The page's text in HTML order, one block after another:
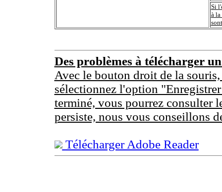
Si
à la
Des problèmes à télécharger
Avec le bouton droit de la
sélectionnez l'option
terminé, vous pourrez consulter
persiste, nous vous conseillons
Télécharger Adobe Reader